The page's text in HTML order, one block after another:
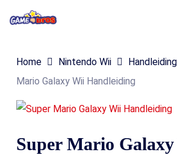
content
Winkelmand
Home Nintendo Wii
Mario Galaxy Wii Handleiding
Super Mario